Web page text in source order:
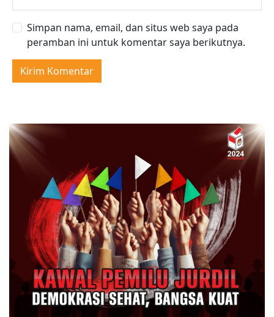
Simpan nama, email, dan situs web saya pada
peramban ini untuk komentar saya berikutnya.